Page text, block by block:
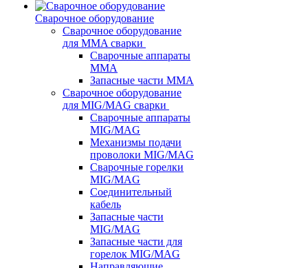
Сварочное оборудование
Сварочное оборудование
для MMA сварки
Сварочные аппараты
MMA
Запасные части MMA
Сварочное оборудование
для MIG/MAG сварки
Сварочные аппараты
MIG/MAG
Механизмы подачи
проволоки MIG/MAG
Сварочные горелки
MIG/MAG
Соединительный
кабель
Запасные части
MIG/MAG
Запасные части для
горелок MIG/MAG